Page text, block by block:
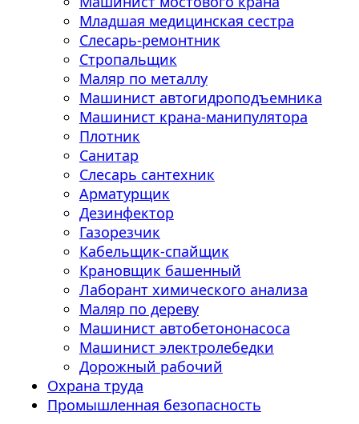
Младшая медицинская сестра
Слесарь-ремонтник
Стропальщик
Маляр по металлу
Машинист автогидроподъемника
Машинист крана-манипулятора
Плотник
Санитар
Слесарь сантехник
Арматурщик
Дезинфектор
Газорезчик
Кабельщик-спайщик
Крановщик башенный
Лаборант химического анализа
Маляр по дереву
Машинист автобетононасоса
Машинист электролебедки
Дорожный рабочий
Охрана труда
Промышленная безопасность